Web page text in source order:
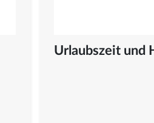
Urlaubszeit und